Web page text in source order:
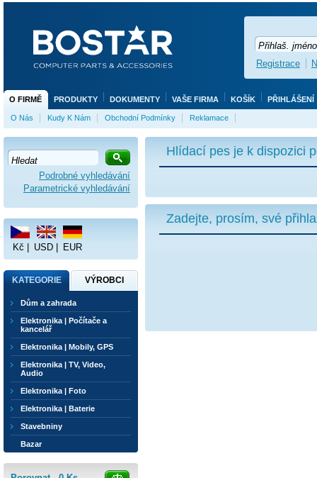
Hlídací pes je k dispozici
Zadejte, prosím, své
Podrobné vyhledávání
Parametrické vyhledávání
Kč USD EUR
KATEGORIE VÝROBCI
Dům a zahrada
Elektronika | Počítače a
kancelář
Elektronika | Mobily, GPS
Elektronika | TV, Video,
Audio
Elektronika | Foto
Elektronika | Baterie
Stavebniny
Bazar
O FIRMĚ PRODUKTY DOKUMENTY VAŠE FIRMA KOŠÍK PŘIHLÁŠENÍ
O Nás Kudy K Nám Obchodní Podmínky Reklamace
Registrace